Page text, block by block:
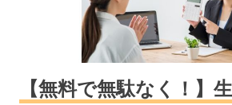
【無料で無駄なく！】